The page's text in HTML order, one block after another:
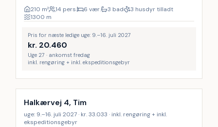
210 m² 14 pers. 6 vær. 3 bad
3 husdyr tilladt
1300 m
Pris for næste ledige uge: 9.–16. juli 2027
kr. 20.460
Uge 27 · ankomst fredag
inkl. rengøring + inkl. ekspeditionsgebyr
Inkl. rengøring
Halkærvej 4, Tim
uge: 9.–16. juli 2027 · kr. 33.033 · inkl. rengøring + inkl.
ekspeditionsgebyr